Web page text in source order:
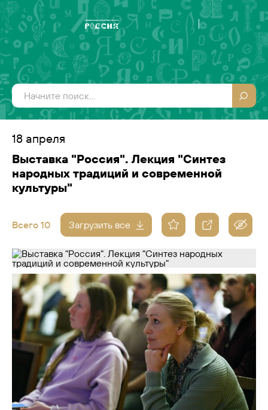
18 апреля
Выставка "Россия". Лекция "Синтез
народных традиций и современной
культуры"
Всего 10 Загрузить все